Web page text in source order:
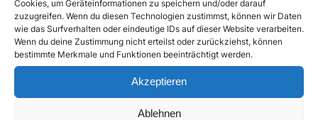
Cookies, um Geräteinformationen zu speichern und/oder darauf
zuzugreifen. Wenn du diesen Technologien zustimmst, können wir Daten
wie das Surfverhalten oder eindeutige IDs auf dieser Website verarbeiten.
Wenn du deine Zustimmung nicht erteilst oder zurückziehst, können
bestimmte Merkmale und Funktionen beeinträchtigt werden.
Akzeptieren
Ablehnen